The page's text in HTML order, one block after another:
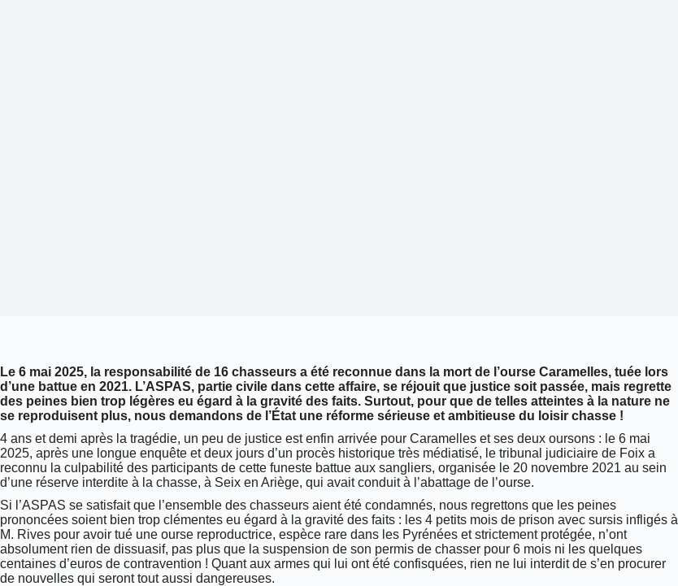
Le 6 mai 2025, la responsabilité de 16 chasseurs a été reconnue dans la mort de l’ourse Caramelles, tuée lors
d’une battue en 2021. L’ASPAS, partie civile dans cette affaire, se réjouit que justice soit passée, mais regrette
des peines bien trop légères eu égard à la gravité des faits. Surtout, pour que de telles atteintes à la nature ne
se reproduisent plus, nous demandons de l’État une réforme sérieuse et ambitieuse du loisir chasse !
4 ans et demi après la tragédie, un peu de justice est enfin arrivée pour Caramelles et ses deux oursons : le 6 mai
2025, après une longue enquête et deux jours d’un procès historique très médiatisé, le tribunal judiciaire de Foix a
reconnu la culpabilité des participants de cette funeste battue aux sangliers, organisée le 20 novembre 2021 au sein
d’une réserve interdite à la chasse, à Seix en Ariège, qui avait conduit à l’abattage de l’ourse.
Si l’ASPAS se satisfait que l’ensemble des chasseurs aient été condamnés, nous regrettons que les peines
prononcées soient bien trop clémentes eu égard à la gravité des faits : les 4 petits mois de prison avec sursis infligés à
M. Rives pour avoir tué une ourse reproductrice, espèce rare dans les Pyrénées et strictement protégée, n’ont
absolument rien de dissuasif, pas plus que la suspension de son permis de chasser pour 6 mois ni les quelques
centaines d’euros de contravention ! Quant aux armes qui lui ont été confisquées, rien ne lui interdit de s’en procurer
de nouvelles qui seront tout aussi dangereuses.